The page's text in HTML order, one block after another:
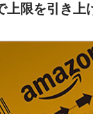
上限を引き上